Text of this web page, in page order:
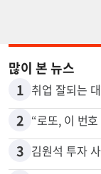
1 취업 잘되는
2 “로또, 이 번